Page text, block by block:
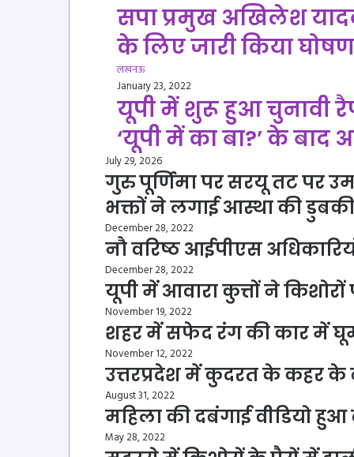
सपा प्रमुख अखिलेश
के लिए जारी किया
लखनऊ
January 23, 2022
यूपी में शुरू हुआ चुनावी
‘यूपी में का बा?’ के बाद
July 29, 2026
गुरु पूर्णिमा पर सरयू तट पर
भक्तों ने लगाई आस्था की डुबकी
December 28, 2022
नौ वरिष्ठ आईपीएस
December 28, 2022
यूपी में आवारा कुत्तों ने
November 19, 2022
शहर में सफेद रंग की कार में
November 12, 2022
उत्तरप्रदेश में कुदरत के कहर के
August 31, 2022
महिला की दबंगाई वीडियो
May 28, 2022